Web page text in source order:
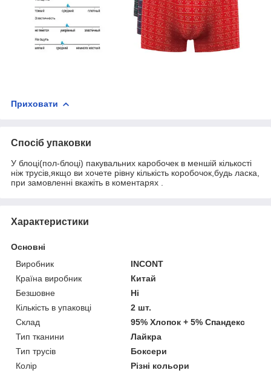
Приховати
Спосіб упаковки
У блоці(пол-блоці) пакувальних каробочек в меншій кількості
ніж трусів,якщо ви хочете рівну кількість коробочок,будь ласка,
при замовленні вкажіть в коментарях .
Характеристики
Основні
Виробник
INCONT
Країна виробник
Китай
Безшовне
Ні
Кількість в упаковці
2 шт.
Склад
95% Хлопок + 5% Спандекс
Тип тканини
Лайкра
Тип трусів
Боксери
Колір
Різні кольори